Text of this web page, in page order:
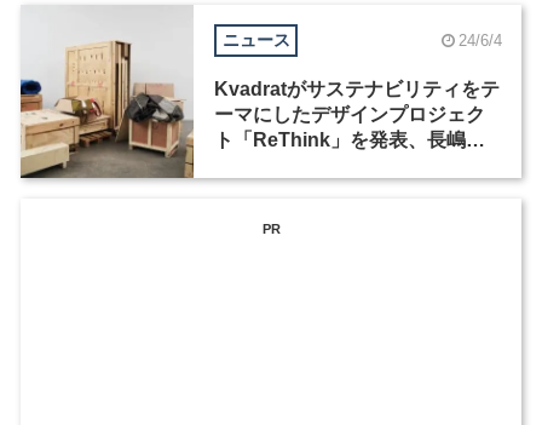
ニュース 24/6/4
Kvadratがサステナビリティをテ
ーマにしたデザインプロジェク
ト「ReThink」を発表、長嶋り
PR